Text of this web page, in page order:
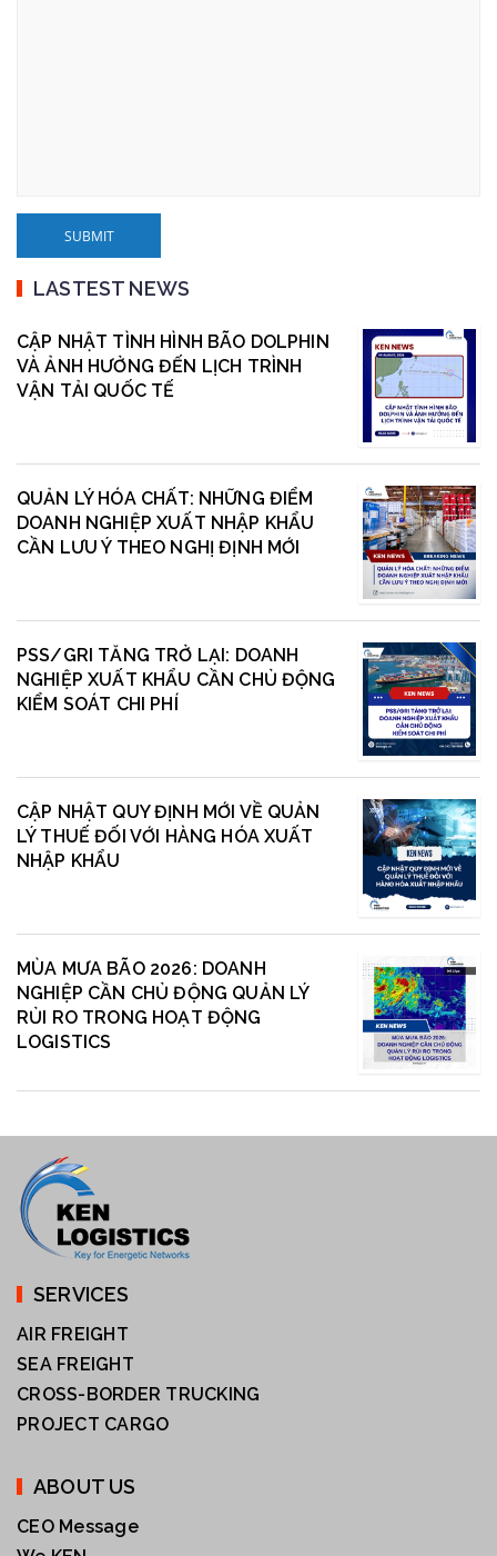
LASTEST NEWS
CẬP NHẬT TÌNH HÌNH BÃO DOLPHIN
VÀ ẢNH HƯỞNG ĐẾN LỊCH TRÌNH
VẬN TẢI QUỐC TẾ
QUẢN LÝ HÓA CHẤT: NHỮNG ĐIỂM
DOANH NGHIỆP XUẤT NHẬP KHẨU
CẦN LƯU Ý THEO NGHỊ ĐỊNH MỚI
PSS/GRI TĂNG TRỞ LẠI: DOANH
NGHIỆP XUẤT KHẨU CẦN CHỦ ĐỘNG
KIỂM SOÁT CHI PHÍ
CẬP NHẬT QUY ĐỊNH MỚI VỀ QUẢN
LÝ THUẾ ĐỐI VỚI HÀNG HÓA XUẤT
NHẬP KHẨU
MÙA MƯA BÃO 2026: DOANH
NGHIỆP CẦN CHỦ ĐỘNG QUẢN LÝ
RỦI RO TRONG HOẠT ĐỘNG
LOGISTICS
SERVICES
AIR FREIGHT
SEA FREIGHT
CROSS-BORDER TRUCKING
PROJECT CARGO
ABOUT US
CEO Message